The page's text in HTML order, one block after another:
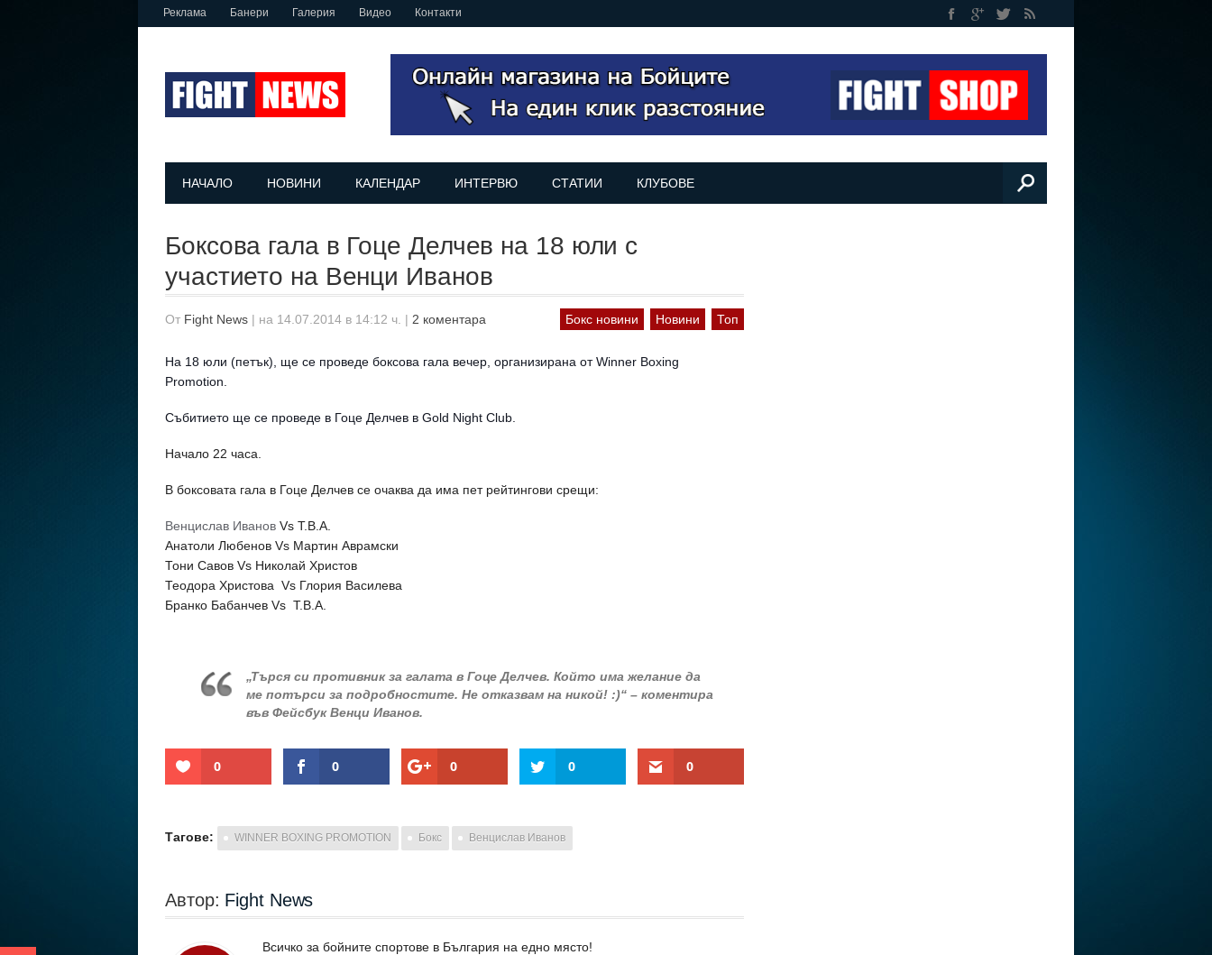
Реклама Банери Галерия Видео Контакти
НАЧАЛО НОВИНИ КАЛЕНДАР ИНТЕРВЮ СТАТИИ КЛУБОВЕ
Боксова гала в Гоце Делчев на 18 юли с
участието на Венци Иванов
От Fight News | на 14.07.2014 в 14:12 ч. | 2 коментара Бокс новини Новини Топ
На 18 юли (петък), ще се проведе боксова гала вечер, организирана от Winner Boxing
Promotion.
Събитието ще се проведе в Гоце Делчев в Gold Night Club.
Начало 22 часа.
В боксовата гала в Гоце Делчев се очаква да има пет рейтингови срещи:
Венцислав Иванов Vs T.B.A.
Анатоли Любенов Vs Мартин Аврамски
Тони Савов Vs Николай Христов
Теодора Христова Vs Глория Василева
Бранко Бабанчев Vs T.B.A.
„Търся си противник за галата в Гоце Делчев. Който има желание да
ме потърси за подробностите. Не отказвам на никой! :)“ – коментира
във Фейсбук Венци Иванов.
0 0 0 0 0
Тагове: WINNER BOXING PROMOTION Бокс Венцислав Иванов
Автор: Fight News
Всичко за бойните спортове в България на едно място!